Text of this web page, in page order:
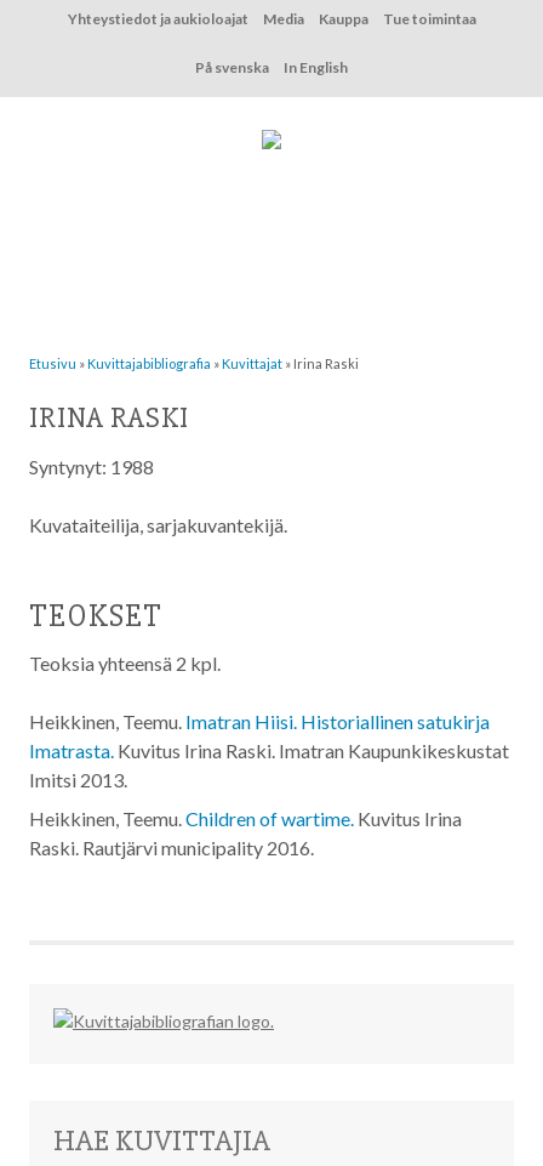
Yhteystiedot ja aukioloajat Media Kauppa Tue toimintaa
På svenska In English
Etusivu »Kuvittaja­bibliografia »Kuvittajat » Irina Raski
IRINA RASKI
Syntynyt: 1988
Kuvataiteilija, sarjakuvantekijä.
TEOKSET
Teoksia yhteensä 2 kpl.
Heikkinen, Teemu. Imatran Hiisi. Historiallinen satukirja
Imatrasta. Kuvitus Irina Raski. Imatran Kaupunkikeskustat
Imitsi 2013.
Heikkinen, Teemu.Children of wartime. Kuvitus Irina
Raski. Rautjärvi municipality 2016.
HAE KUVITTAJIA